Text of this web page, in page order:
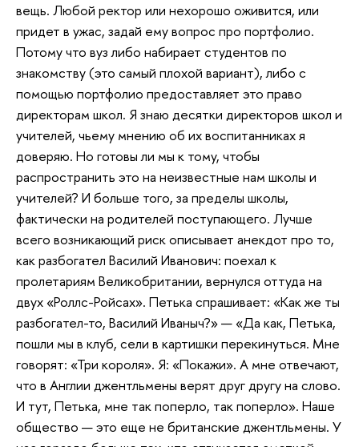
вещь. Любой ректор или нехорошо оживится, или
придет в ужас, задай ему вопрос про портфолио.
Потому что вуз либо набирает студентов по
знакомству (это самый плохой вариант), либо с
помощью портфолио предоставляет это право
директорам школ. Я знаю десятки директоров школ и
учителей, чьему мнению об их воспитанниках я
доверяю. Но готовы ли мы к тому, чтобы
распространить это на неизвестные нам школы и
учителей? И больше того, за пределы школы,
фактически на родителей поступающего. Лучше
всего возникающий риск описывает анекдот про то,
как разбогател Василий Иванович: поехал к
пролетариям Великобритании, вернулся оттуда на
двух «Роллс-Ройсах». Петька спрашивает: «Как же ты
разбогател-то, Василий Иваныч?» — «Да как, Петька,
пошли мы в клуб, сели в картишки перекинуться. Мне
говорят: «Три короля». Я: «Покажи». А мне отвечают,
что в Англии джентльмены верят друг другу на слово.
И тут, Петька, мне так поперло, так поперло». Наше
общество — это еще не британские джентльмены. У